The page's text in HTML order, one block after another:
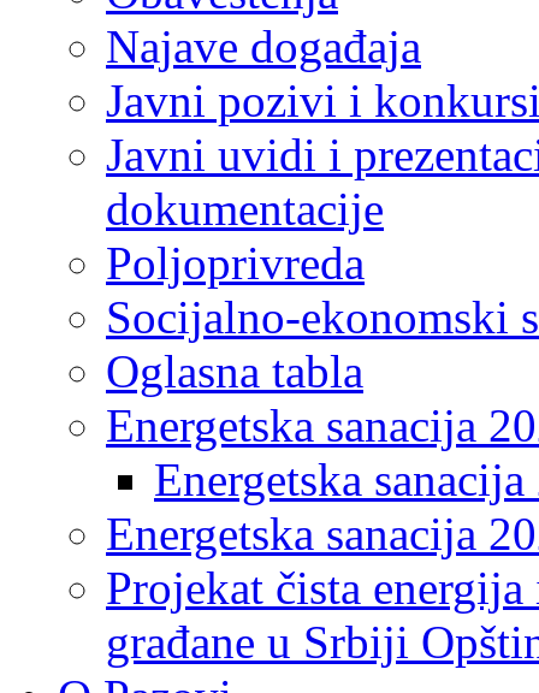
Najave događaja
Javni pozivi i
Javni uvidi i
dokumentacije
Poljoprivreda
Socijalno-ekonomski
Oglasna tabla
Energetska sanacija
Energetska
Energetska sanacija
Projekat čista
građane u Srbiji